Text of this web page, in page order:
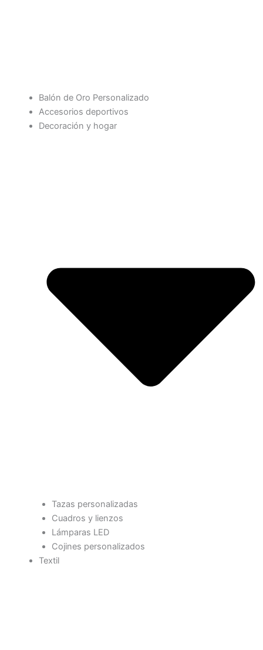
Balón de Oro Personalizado
Accesorios deportivos
Decoración y hogar
Tazas personalizadas
Cuadros y lienzos
Lámparas LED
Cojines personalizados
Textil